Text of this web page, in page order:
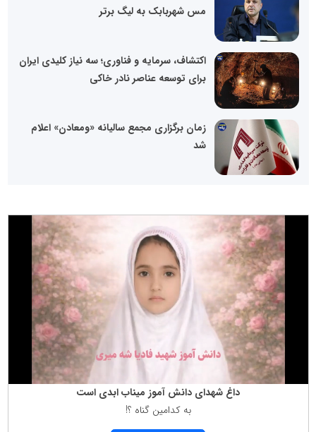
مس شهربابک به لیگ برتر
اکتشاف، سرمایه و فناوری؛ سه نیاز کلیدی ایران
برای توسعه عناصر نادر خاکی
زمان برگزاری مجمع سالیانه «ومعادن» اعلام
شد
داغ شهدای دانش آموز میناب ابدی است
به كدامین گناه ؟!